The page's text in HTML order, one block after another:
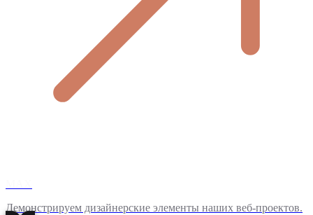
Демонстрируем дизайнерские элементы наших веб-проектов.